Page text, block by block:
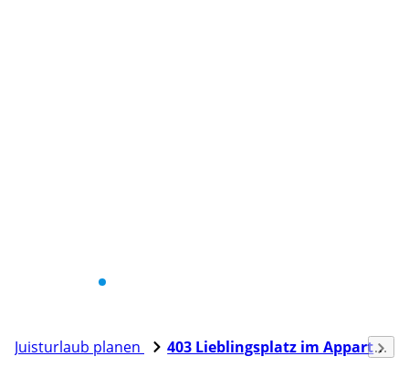
Juisturlaub planen 403 Lieblingsplatz im Appartementhaus Bracht